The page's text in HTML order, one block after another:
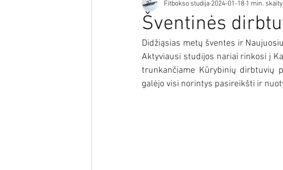
Šventinės
Fitbokso studija 2024-01-18 1 min.
Didžiąsias metų šventes ir
Aktyviausi studijos nariai rinkosi į
trunkančiame Kūrybinių dirbtuvių
galėjo visi norintys pasireikšti ir